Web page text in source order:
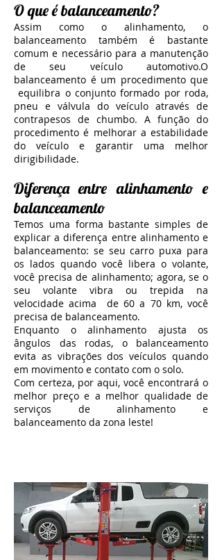
O que é balanceamento?
Assim como o alinhamento, o
balanceamento também é bastante
comum e necessário para a manutenção
de seu veículo automotivo.O
balanceamento é um procedimento que
equilibra o conjunto formado por roda,
pneu e válvula do veículo através de
contrapesos de chumbo. A função do
procedimento é melhorar a estabilidade
do veículo e garantir uma melhor
dirigibilidade.
Diferença entre alinhamento e
balanceamento
Temos uma forma bastante simples de
explicar a diferença entre alinhamento e
balanceamento: se seu carro puxa para
os lados quando você libera o volante,
você precisa de alinhamento; agora, se o
seu volante vibra ou trepida na
velocidade acima de 60 a 70 km, você
precisa de balanceamento.
Enquanto o alinhamento ajusta os
ângulos das rodas, o balanceamento
evita as vibrações dos veículos quando
em movimento e contato com o solo.
Com certeza, por aqui, você encontrará o
melhor preço e a melhor qualidade de
serviços de alinhamento e
balanceamento da zona leste!